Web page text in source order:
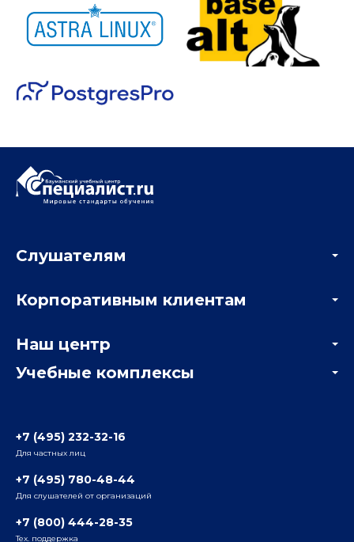
Учебные комплексы
Радио
ул. Радио, д.24, корпус 1, 2-й подъезд, 2-й этаж
ул. Воронцовская, д. 35Б, корп.2, 5-й этаж
Слушателям
Мастер-классы и вебинары
Корпоративным клиентам
Отзывы компаний
Наш центр
Информация о центре
+7 (495) 232-32-16
Для частных лиц
+7 (495) 780-48-44
Для слушателей от организаций
+7 (800) 444-28-35
Тех. поддержка